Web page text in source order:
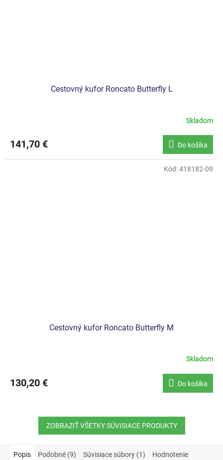
Cestovný kufor Roncato Butterfly L
Skladom
141,70 € Do košíka
Cestovný kufor Roncato Butterfly M
Skladom
130,20 € Do košíka
Kód:418182-09
ZOBRAZIŤ VŠETKY SÚVISIACE PRODUKTY
Popis Podobné (9) Súvisiace súbory (1) Hodnotenie